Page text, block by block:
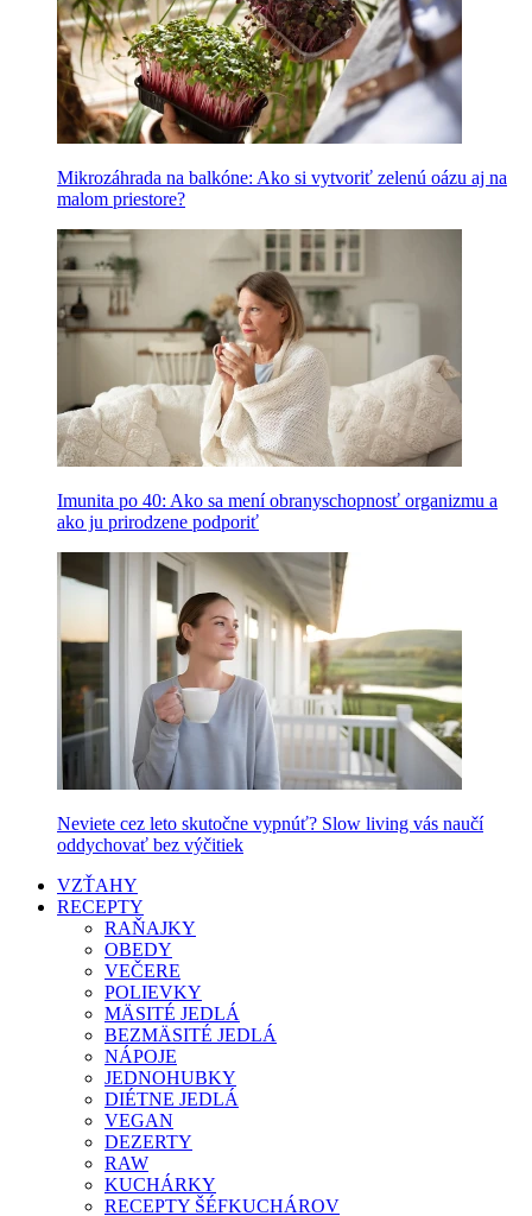
Mikrozáhrada na balkóne: Ako si vytvoriť zelenú oázu aj na
malom priestore?
Imunita po 40: Ako sa mení obranyschopnosť organizmu a
ako ju prirodzene podporiť
Neviete cez leto skutočne vypnúť? Slow living vás naučí
oddychovať bez výčitiek
VZŤAHY
RECEPTY
RAŇAJKY
OBEDY
VEČERE
POLIEVKY
MÄSITÉ JEDLÁ
BEZMÄSITÉ JEDLÁ
NÁPOJE
JEDNOHUBKY
DIÉTNE JEDLÁ
VEGAN
DEZERTY
RAW
KUCHÁRKY
RECEPTY ŠÉFKUCHÁROV